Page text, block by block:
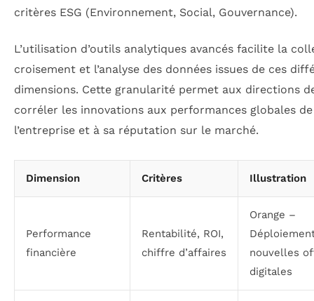
critères ESG (Environnement, Social, Gouvernance).
L’utilisation d’outils analytiques avancés facilite la
croisement et l’analyse des données issues de ces
dimensions. Cette granularité permet aux directions
corréler les innovations aux performances globales de
l’entreprise et à sa réputation sur le marché.
Dimension Critères Illustration
Performance
financière
Rentabilité, ROI,
chiffre d’affaires
Orange –
nouvelles
digitales